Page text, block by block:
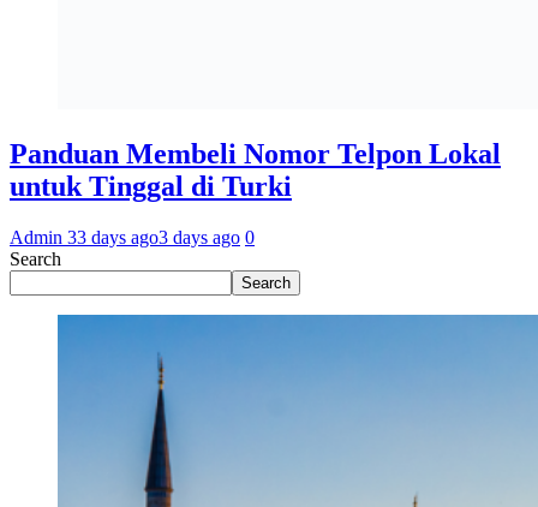
Panduan Membeli Nomor Telpon Lokal
untuk Tinggal di Turki
Admin 33 days ago3 days ago 0
Search
Search